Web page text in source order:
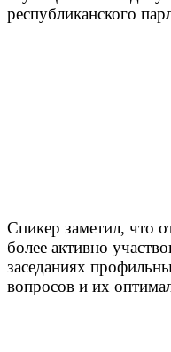
республиканского
Спикер заметил, что
более активно
заседаниях
вопросов и их